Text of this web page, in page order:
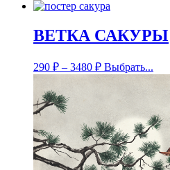
ВЕТКА САКУРЫ
290 ₽ – 3480 ₽ Выбрать...